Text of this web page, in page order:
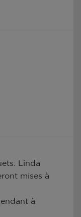
Linda
mises à
à